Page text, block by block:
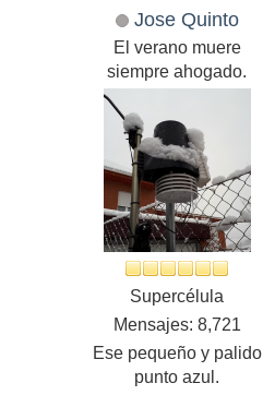
Jose Quinto
El verano muere
siempre ahogado.
Supercélula
Mensajes: 8,721
Ese pequeño y palido
punto azul.